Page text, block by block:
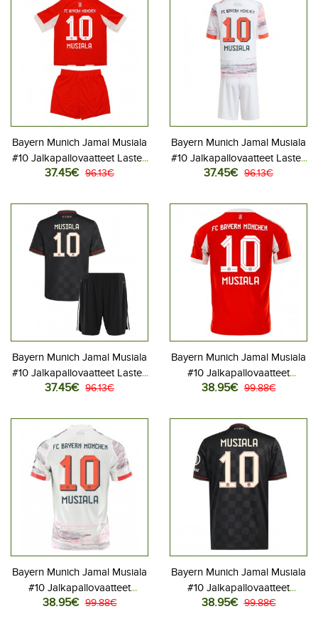
Bayern Munich Jamal Musiala
#10 Jalkapallovaatteet Lasten
Kotipeliasu 2025-26
housut)
37.45€ 96.13€
Bayern Munich Jamal Musiala
#10 Jalkapallovaatteet Lasten
Vieraspeliasu 2025-26
housut)
37.45€ 96.13€
Bayern Munich Jamal Musiala
#10 Jalkapallovaatteet Lasten
Kolmas peliasu 2025-26
housut)
37.45€ 96.13€
Bayern Munich Jamal Musiala
#10 Jalkapallovaatteet
Kotipaita 2025-26
38.95€ 99.88€
Bayern Munich Jamal Musiala
#10 Jalkapallovaatteet
Vieraspaita 2025-26
38.95€ 99.88€
Bayern Munich Jamal Musiala
#10 Jalkapallovaatteet
Kolmaspaita 2025-26
38.95€ 99.88€